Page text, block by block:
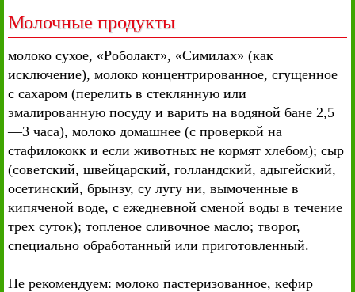
Молочные продукты
молоко сухое, «Роболакт», «Симилах» (как
исключение), молоко концентрированное, сгущенное
с сахаром (перелить в стеклянную или
эмалированную посуду и варить на водяной бане 2,5
—3 часа), молоко домашнее (с проверкой на
стафилококк и если животных не кормят хлебом); сыр
(советский, швейцарский, голландский, адыгейский,
осетинский, брынзу, су лугу ни, вымоченные в
кипяченой воде, с ежедневной сменой воды в течение
трех суток); топленое сливочное масло; творог,
специально обработанный или приготовленный.
Не рекомендуем: молоко пастеризованное, кефир